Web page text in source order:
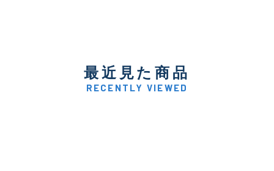
最近見た商品
RECENTLY VIEWED